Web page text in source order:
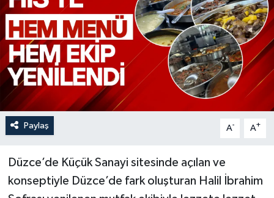
Paylaş A- A+
Düzce’de Küçük Sanayi sitesinde açılan ve
konseptiyle Düzce’de fark oluşturan Halil İbrahim